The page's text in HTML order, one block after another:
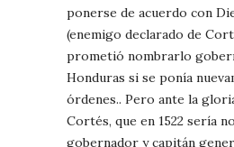
ponerse de acuerdo con
(enemigo declarado de
prometió nombrarlo
Honduras si se ponía
órdenes.. Pero ante la
Cortés, que en 1522 sería
gobernador y capitán